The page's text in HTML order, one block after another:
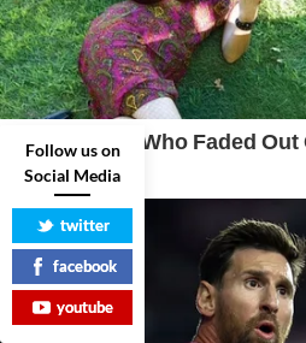
Follow us on
Social Media
twitter
facebook
youtube